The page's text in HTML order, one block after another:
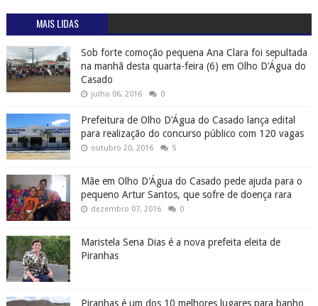
MARCADORES - TEMAS - ASSUNTOS - TAG - CATEGORIA
A (16)
ACIDENTE
AIDENTE
AL
ALAGOAS
C
CACHOEIRA
CAMPANHA
CANAPI